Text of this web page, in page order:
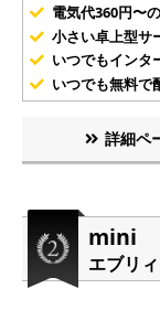
電気代360円〜
小さい卓上型サ
いつでもインタ
いつでも無料で
詳細ペ
mini
エブリ